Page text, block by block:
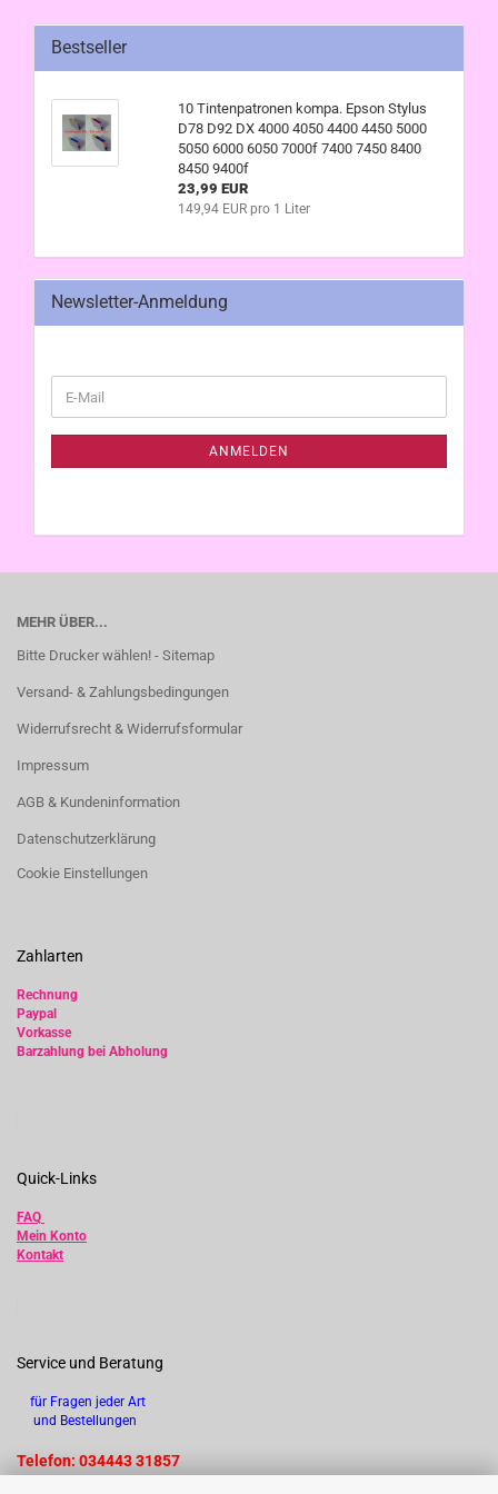
Bestseller
10 Tintenpatronen kompa. Epson Stylus
D78 D92 DX 4000 4050 4400 4450 5000
5050 6000 6050 7000f 7400 7450 8400
8450 9400f
23,99 EUR
149,94 EUR pro 1 Liter
Newsletter-Anmeldung
ZUR
E-
Mail
ANMELDEN
MEHR ÜBER...
Bitte Drucker wählen! - Sitemap
Versand- & Zahlungsbedingungen
Widerrufsrecht & Widerrufsformular
Impressum
AGB & Kundeninformation
Datenschutzerklärung
Cookie Einstellungen
Zahlarten
Rechnung
Paypal
Vorkasse
Barzahlung bei Abholung
Quick-Links
FAQ
Mein Konto
Kontakt
Service und Beratung
für Fragen jeder Art
und Bestellungen
Telefon: 034443 31857